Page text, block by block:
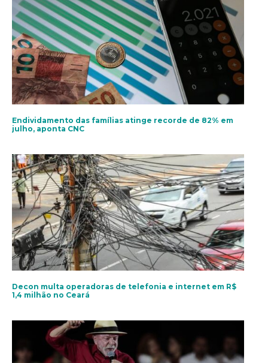
Endividamento das famílias atinge recorde de 82% em
julho, aponta CNC
Decon multa operadoras de telefonia e internet em R$
1,4 milhão no Ceará